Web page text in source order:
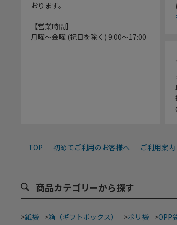
おります。
【営業時間】
月曜～金曜 (祝日を除く) 9:00～17:00
TOP 初めてご利用のお客様へ ご利用案内
商品カテゴリーから探す
>紙袋 >箱（ギフトボックス） >ポリ袋 >OPP